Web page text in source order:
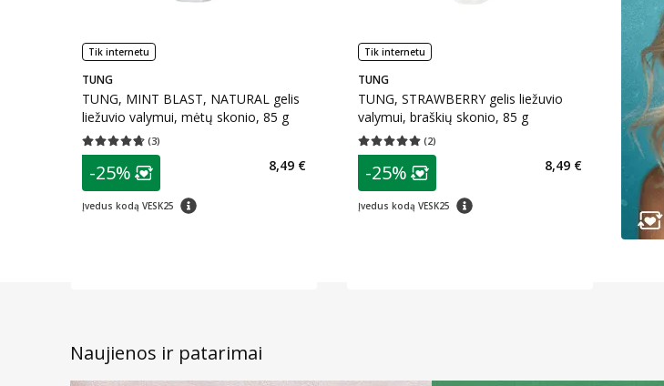
Tik internetu
TUNG
TUNG, MINT BLAST, NATURAL gelis
liežuvio valymui, mėtų skonio, 85 g
(3)
Vidutinis įvertinimas 4.67
patarimas
Lojalumo klubo narių nuolaida:
-25%
Įvedus kodą VESK25 patarimas
8,49 €
Tik internetu
TUNG
TUNG, STRAWBERRY gelis liežuvio
valymui, braškių skonio, 85 g
(2)
Vidutinis įvertinimas 5.00
patarimas
Lojalumo klubo narių nuolaida:
-25%
Įvedus kodą VESK25 patarimas
8,49 €
Naujienos ir patarimai